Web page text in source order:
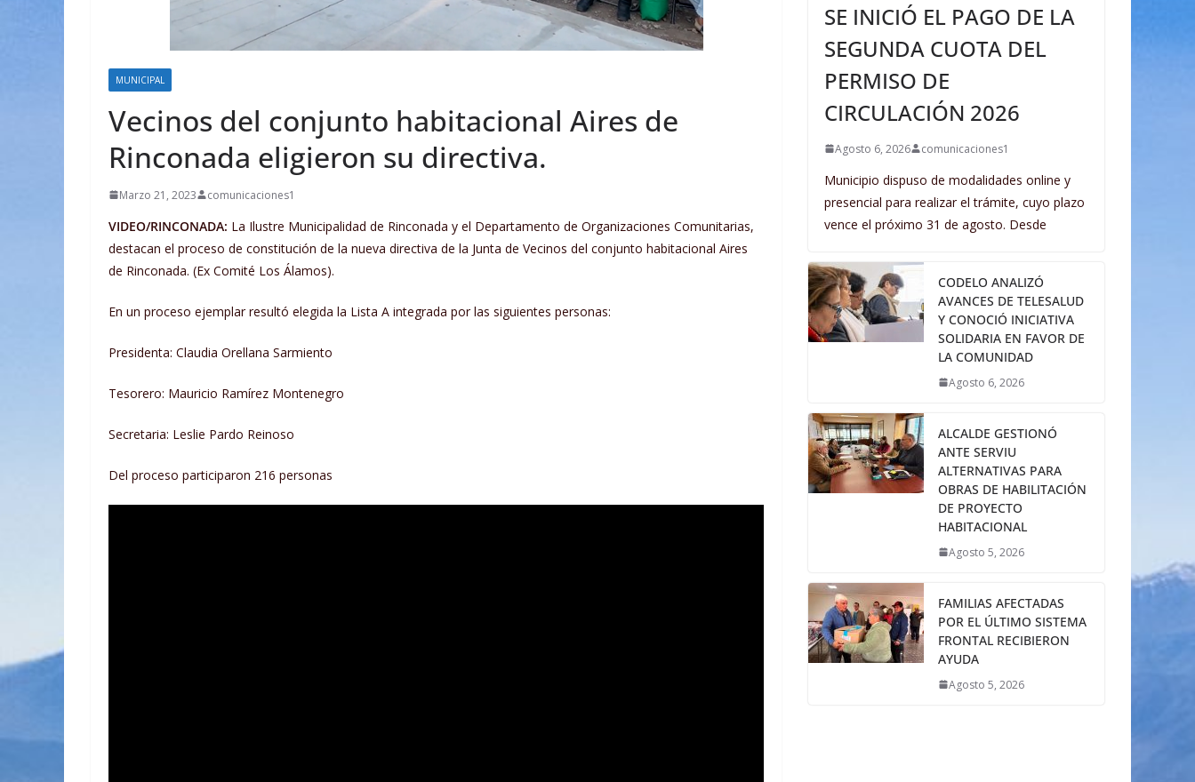
MUNICIPAL
Vecinos del conjunto habitacional Aires de
Rinconada eligieron su directiva.
Marzo 21, 2023 comunicaciones1
VIDEO/RINCONADA: La Ilustre Municipalidad de Rinconada y el Departamento de Organizaciones Comunitarias,
destacan el proceso de constitución de la nueva directiva de la Junta de Vecinos del conjunto habitacional Aires
de Rinconada. (Ex Comité Los Álamos).
En un proceso ejemplar resultó elegida la Lista A integrada por las siguientes personas:
Presidenta: Claudia Orellana Sarmiento
Tesorero: Mauricio Ramírez Montenegro
Secretaria: Leslie Pardo Reinoso
Del proceso participaron 216 personas
SE INICIÓ EL PAGO DE LA
SEGUNDA CUOTA DEL
PERMISO DE
CIRCULACIÓN 2026
Agosto 6, 2026 comunicaciones1
Municipio dispuso de modalidades online y
presencial para realizar el trámite, cuyo plazo
vence el próximo 31 de agosto. Desde
CODELO ANALIZÓ
AVANCES DE TELESALUD
Y CONOCIÓ INICIATIVA
SOLIDARIA EN FAVOR DE
LA COMUNIDAD
Agosto 6, 2026
ALCALDE GESTIONÓ
ANTE SERVIU
ALTERNATIVAS PARA
OBRAS DE HABILITACIÓN
DE PROYECTO
HABITACIONAL
Agosto 5, 2026
FAMILIAS AFECTADAS
POR EL ÚLTIMO SISTEMA
FRONTAL RECIBIERON
AYUDA
Agosto 5, 2026